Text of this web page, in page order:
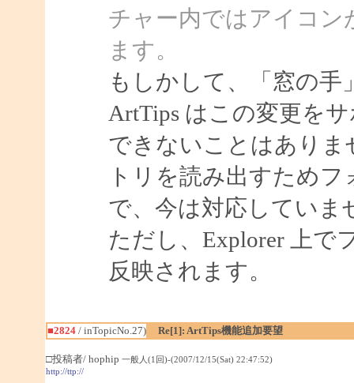
チャー内ではアイコ
ます。
もしかして、「窓の
ArtTips はこの変更を
できないことはありま
トリを読み出すため
で、今は対応していま
ただし、Explorer 上で
反映されます。
■2824/ inTopicNo.27) Re[1]: ArtTips機能追加要望
□投稿者/ hophip 一般人(1回)-(2007/12/15(Sat) 22:47:52)
http://ttp://